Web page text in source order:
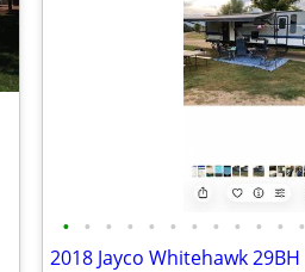
• • • • • • • • • • • •
2018 Jayco Whitehawk 29BH